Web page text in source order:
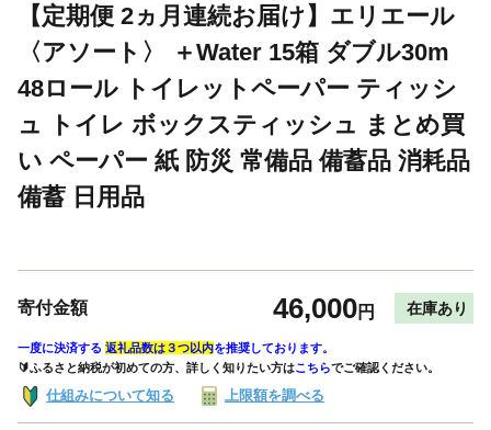
【定期便 2ヵ月連続お届け】エリエール
〈アソート〉 ＋Water 15箱 ダブル30m
48ロール トイレットペーパー ティッシ
ュ トイレ ボックスティッシュ まとめ買
い ペーパー 紙 防災 常備品 備蓄品 消耗品
備蓄 日用品
寄付金額 46,000円 在庫あり
一度に決済する 返礼品数は３つ以内を推奨しております。
🔰ふるさと納税が初めての方、詳しく知りたい方はこちらでご確認ください。
仕組みについて知る 上限額を調べる